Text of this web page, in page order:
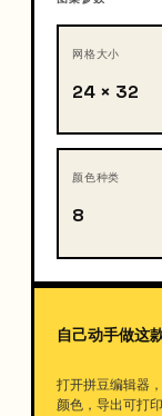
网格大小
24 × 32
颜色种类
8
自己动手做这
打开拼豆编辑器
颜色，导出可打印